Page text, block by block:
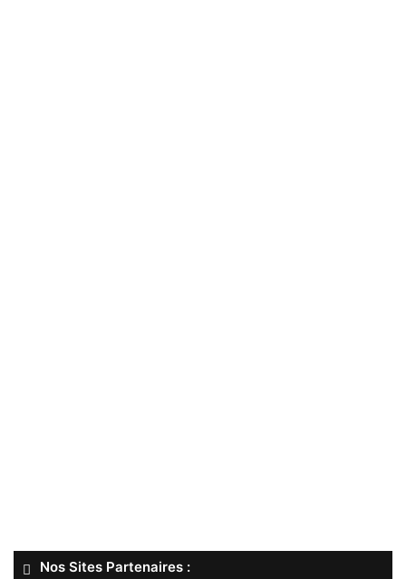
Nos Sites Partenaires :